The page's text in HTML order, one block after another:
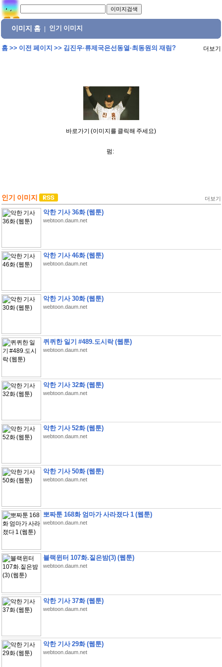
이미지 홈 인기 이미지
홈>> 이전 페이지 >> 김진우·류제국은선동열·최동원의 재림? 더보기
바로가기 (이미지를 클릭해 주세요)
펌:
인기 이미지 더보기
악한 기사 36화 (웹툰)
webtoon.daum.net
악한 기사 46화 (웹툰)
webtoon.daum.net
악한 기사 30화 (웹툰)
webtoon.daum.net
퀴퀴한 일기 #489.도시락 (웹툰)
webtoon.daum.net
악한 기사 32화 (웹툰)
webtoon.daum.net
악한 기사 52화 (웹툰)
webtoon.daum.net
악한 기사 50화 (웹툰)
webtoon.daum.net
뽀짜툰 168화 엄마가 사라졌다 1 (웹툰)
webtoon.daum.net
블랙윈터 107화.짙은밤(3) (웹툰)
webtoon.daum.net
악한 기사 37화 (웹툰)
webtoon.daum.net
악한 기사 29화 (웹툰)
webtoon.daum.net